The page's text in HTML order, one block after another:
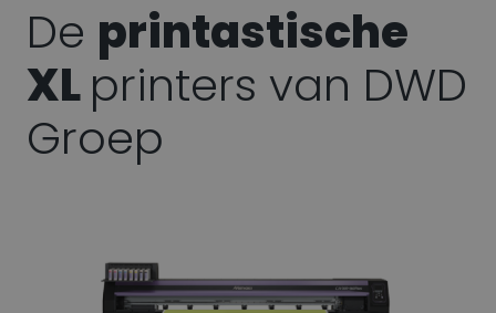
De printastische
XLprinters van DWD
Groep